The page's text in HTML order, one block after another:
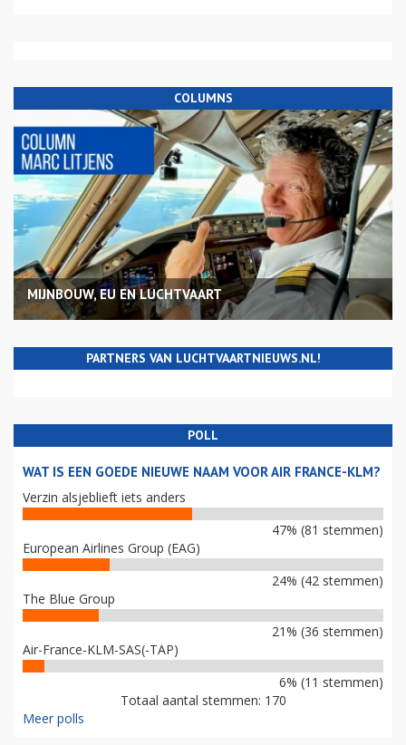
COLUMNS
MIJNBOUW, EU EN LUCHTVAART
PARTNERS VAN LUCHTVAARTNIEUWS.NL!
POLL
WAT IS EEN GOEDE NIEUWE NAAM VOOR AIR FRANCE-KLM?
Verzin alsjeblieft iets anders
47% (81 stemmen)
European Airlines Group (EAG)
24% (42 stemmen)
The Blue Group
21% (36 stemmen)
Air-France-KLM-SAS(-TAP)
6% (11 stemmen)
Totaal aantal stemmen: 170
Meer polls